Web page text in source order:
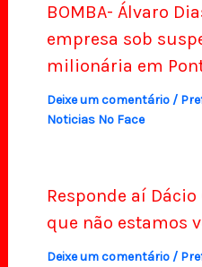
BOMBA- Álvaro
empresa sob
milionária em
Deixe um comentário /
Noticias No Face
Responde aí
que não estamos
Deixe um comentário /